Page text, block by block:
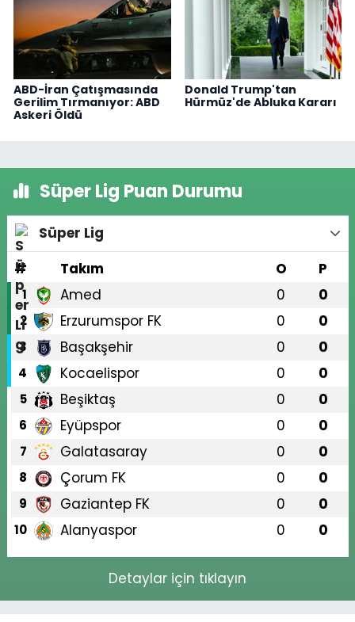
ABD-İran Çatışmasında
Gerilim Tırmanıyor: ABD
Askeri Öldü
Donald Trump'tan
Hürmüz'de Abluka Kararı
Süper Lig Puan Durumu
Süper Lig
#
Takım O P
1 Amed 0 0
2 Erzurumspor FK 0 0
3 Başakşehir 0 0
4 Kocaelispor 0 0
5 Beşiktaş 0 0
6 Eyüpspor 0 0
7 Galatasaray 0 0
8 Çorum FK 0 0
9 Gaziantep FK 0 0
10 Alanyaspor 0 0
Detaylar için tıklayın